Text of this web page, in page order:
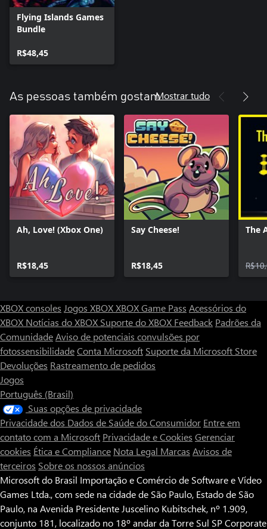
Flying Islands Games
Bundle
R$48,45
As pessoas também gostamMostrar tudo
Ah, Love! (Xbox One)
R$18,45
Say Cheese!
R$18,45
The
XBOX consoles Jogos XBOXXBOX Game Pass Acessórios do
XBOX Notícias do XBOX Suporte do XBOX Feedback Padrões da
ComunidadeAviso de potenciais convulsões por
fotossensibilidadeConta Microsoft Suporte da Microsoft Store
Devoluções Rastreamento de pedidos
Jogos
Português (Brasil)
Suas opções de privacidade
Privacidade dos Dados de Saúde do Consumidor Entre em
contato com a Microsoft Privacidade e Cookies Gerenciar
cookies Ética e Compliance Nota Legal Marcas Avisos de
terceiros Sobre os nossos anúncios
Microsoft do Brasil Importação e Comércio de Software e Vídeo
Games Ltda., com sede na cidade de São Paulo, Estado de São
Paulo, na Avenida Presidente Juscelino Kubitschek, nº 1.909,
conjunto 181, localizado no 18º andar da Torre Sul SP Corporate